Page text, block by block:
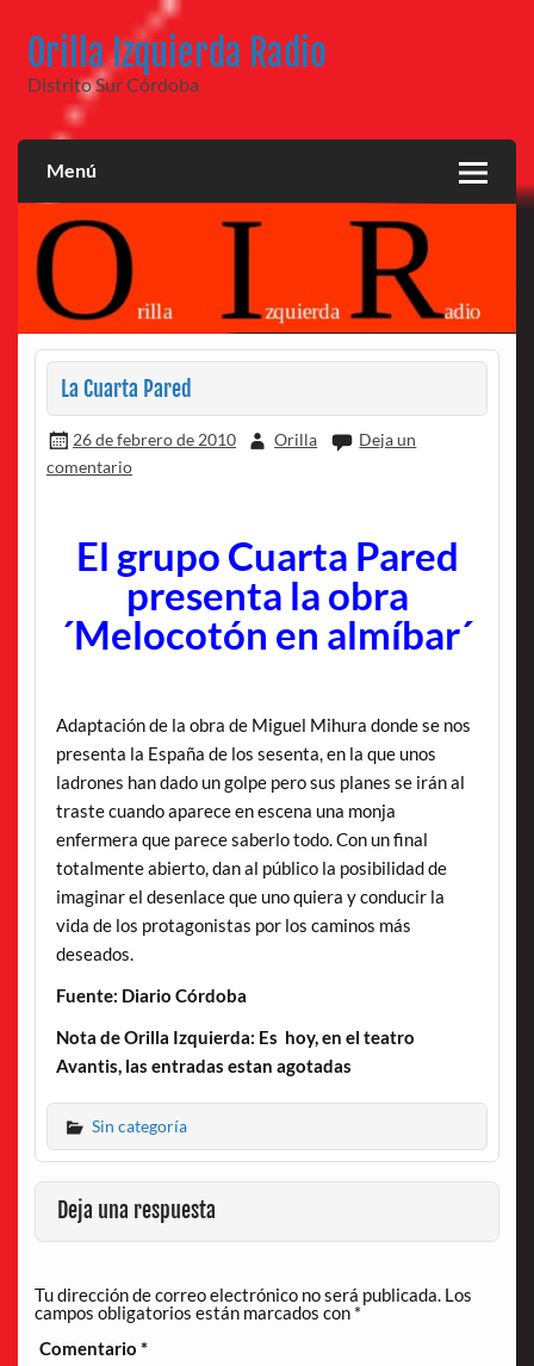
contenido
Orilla Izquierda Radio
Distrito Sur Córdoba
Menú
La Cuarta Pared
26 de febrero de 2010 Orilla
Deja un
comentario
El grupo Cuarta Pared
presenta la obra
´Melocotón en almíbar´
Adaptación de la obra de Miguel Mihura donde se nos
presenta la España de los sesenta, en la que unos
ladrones han dado un golpe pero sus planes se irán al
traste cuando aparece en escena una monja
enfermera que parece saberlo todo. Con un final
totalmente abierto, dan al público la posibilidad de
imaginar el desenlace que uno quiera y conducir la
vida de los protagonistas por los caminos más
deseados.
Fuente: Diario Córdoba
Nota de Orilla Izquierda: Es hoy, en el teatro
Avantis, las entradas estan agotadas
Sin categoría
Deja una respuesta
Tu dirección de correo electrónico no será publicada. Los
campos obligatorios están marcados con *
Comentario*